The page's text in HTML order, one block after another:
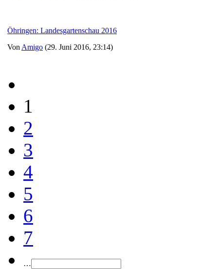
Öhringen: Landesgartenschau 2016
Von Amigo (29. Juni 2016, 23:14)
1
2
3
4
5
6
7
…